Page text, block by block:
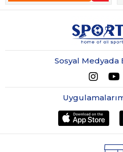
Sosyal Medyada